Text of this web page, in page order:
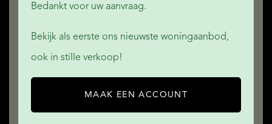
Bedankt voor uw aanvraag.
Bekijk als eerste ons nieuwste woningaanbod,
ook in stille verkoop!
MAAK EEN ACCOUNT